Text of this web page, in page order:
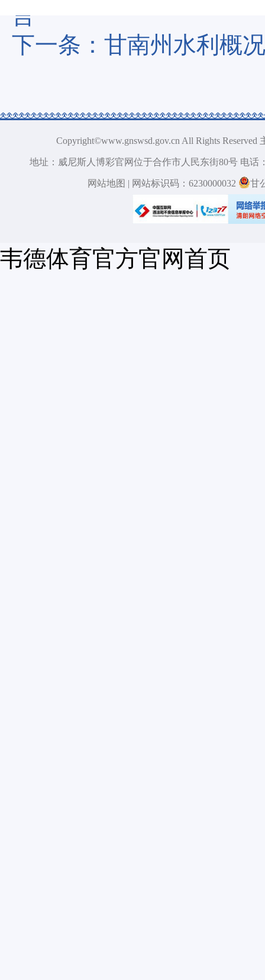
言
下一条： 甘南州水利概况
Copyright©www.gnswsd.gov.cn All Rights
地址：威尼斯人博彩官网位于合作市人民东街80号 电话
网站地图 | 网站标识码：6230000032 甘
韦德体育官方官网首页